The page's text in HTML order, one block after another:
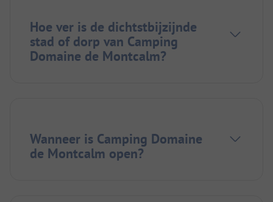
Hoe ver is de dichtstbijzijnde
stad of dorp van Camping
Domaine de Montcalm?
Wanneer is Camping Domaine
de Montcalm open?